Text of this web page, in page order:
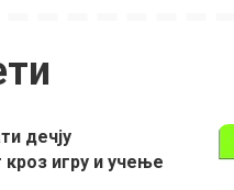
дечју
кроз игру и учење